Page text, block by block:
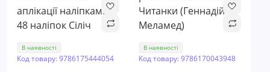
В наявності
Код товару: 9786175444054
В наявності
Код товару: 9786170043948